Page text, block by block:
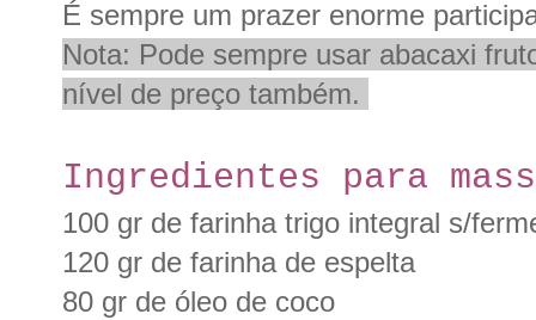
É sempre um prazer enorme
Nota: Pode sempre usar abacaxi
nível de preço também.
Ingredientes para
100 gr de farinha trigo integral s/
120 gr de farinha de espelta
80 gr de óleo de coco